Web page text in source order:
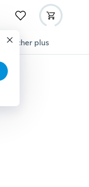
Afficher plus